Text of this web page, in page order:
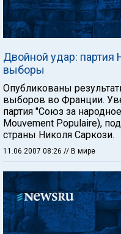
Двойной удар: партия
выборы
Опубликованы
выборов во Франции.
партия "Союз за
Mouvement Populaire),
страны Николя Саркози.
11.06.2007 08:26 // В мире